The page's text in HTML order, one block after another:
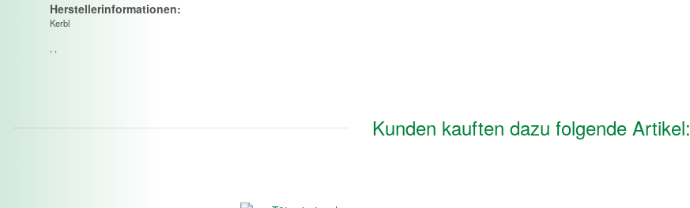
Herstellerinformationen:
Kerbl
, ,
Kunden kauften dazu folgende Artikel: